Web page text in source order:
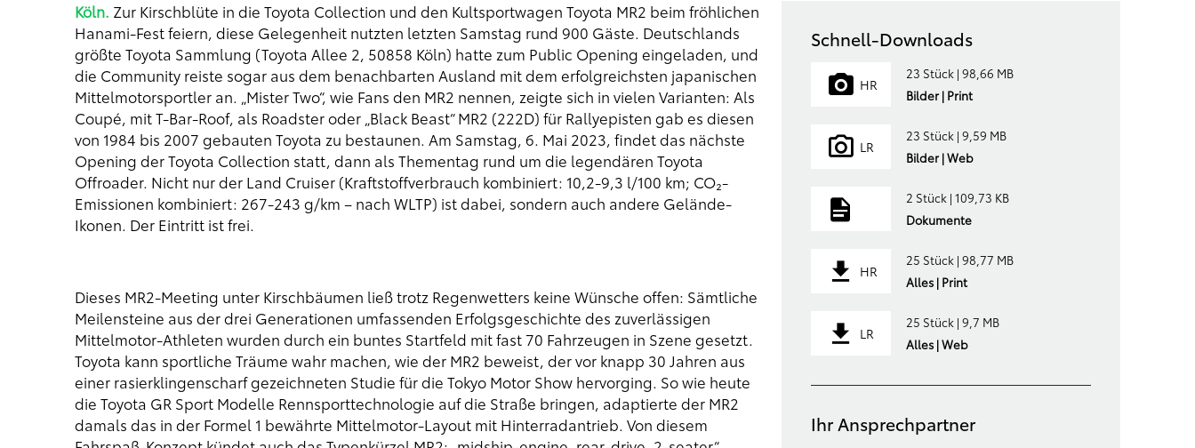
Köln. Zur Kirschblüte in die Toyota Collection und den Kultsportwagen Toyota MR2 beim fröhlichen
Hanami-Fest feiern, diese Gelegenheit nutzten letzten Samstag rund 900 Gäste. Deutschlands
größte Toyota Sammlung (Toyota Allee 2, 50858 Köln) hatte zum Public Opening eingeladen, und
die Community reiste sogar aus dem benachbarten Ausland mit dem erfolgreichsten japanischen
Mittelmotorsportler an. „Mister Two“, wie Fans den MR2 nennen, zeigte sich in vielen Varianten: Als
Coupé, mit T-Bar-Roof, als Roadster oder „Black Beast“ MR2 (222D) für Rallyepisten gab es diesen
von 1984 bis 2007 gebauten Toyota zu bestaunen. Am Samstag, 6. Mai 2023, findet das nächste
Opening der Toyota Collection statt, dann als Thementag rund um die legendären Toyota
Offroader. Nicht nur der Land Cruiser (Kraftstoffverbrauch kombiniert: 10,2-9,3 l/100 km; CO₂-
Emissionen kombiniert: 267-243 g/km – nach WLTP) ist dabei, sondern auch andere Gelände-
Ikonen. Der Eintritt ist frei.
Dieses MR2-Meeting unter Kirschbäumen ließ trotz Regenwetters keine Wünsche offen: Sämtliche
Meilensteine aus der drei Generationen umfassenden Erfolgsgeschichte des zuverlässigen
Mittelmotor-Athleten wurden durch ein buntes Startfeld mit fast 70 Fahrzeugen in Szene gesetzt.
Toyota kann sportliche Träume wahr machen, wie der MR2 beweist, der vor knapp 30 Jahren aus
einer rasierklingenscharf gezeichneten Studie für die Tokyo Motor Show hervorging. So wie heute
die Toyota GR Sport Modelle Rennsporttechnologie auf die Straße bringen, adaptierte der MR2
damals das in der Formel 1 bewährte Mittelmotor-Layout mit Hinterradantrieb. Von diesem
Schnell-Downloads
HR
23 Stück | 98,66 MB
Bilder | Print
LR
23 Stück | 9,59 MB
Bilder | Web
2 Stück | 109,73 KB
Dokumente
HR
25 Stück | 98,77 MB
Alles | Print
LR
25 Stück | 9,7 MB
Alles | Web
Ihr Ansprechpartner